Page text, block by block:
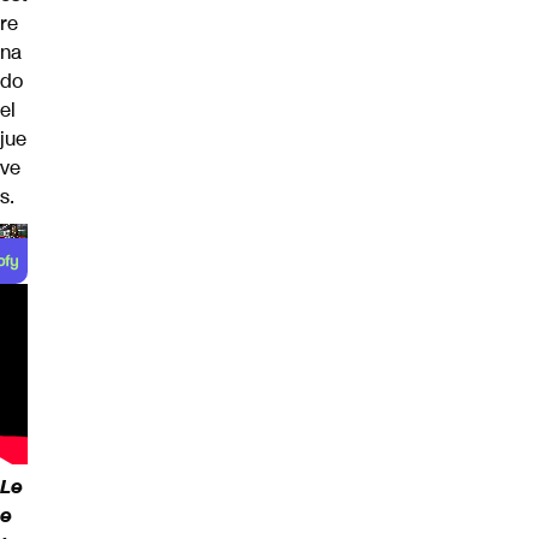
re
na
do
el
jue
ve
s.
Le
e